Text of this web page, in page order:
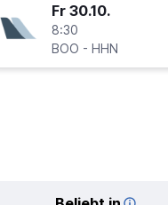
Fr 30.10.
8:30
BOO - HHN